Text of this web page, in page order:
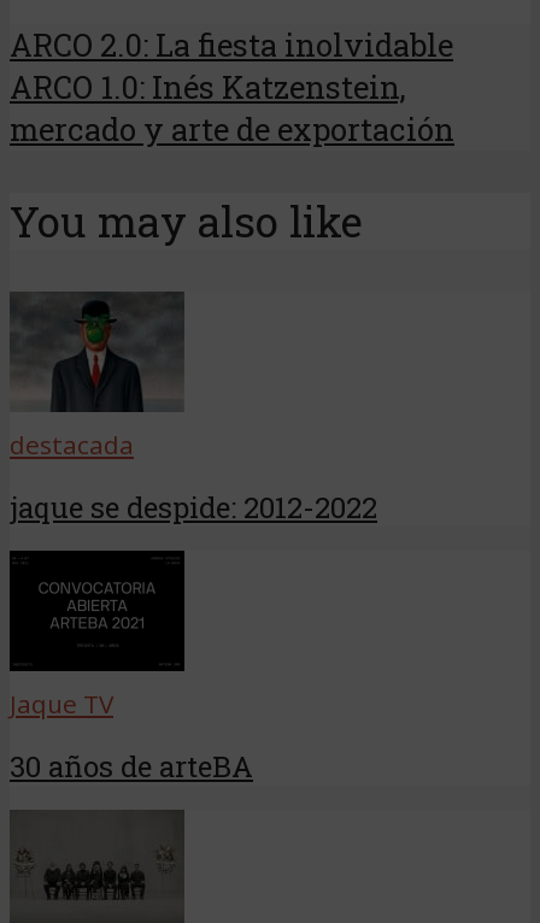
ARCO 2.0: La fiesta inolvidable
ARCO 1.0: Inés Katzenstein,
mercado y arte de exportación
You may also like
destacada
jaque se despide: 2012-2022
Jaque TV
30 años de arteBA